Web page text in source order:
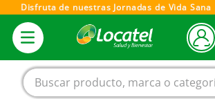
Disfruta de nuestras Jornadas de Vida Sana
Buscar producto, marca o categoría